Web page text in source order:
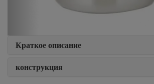
Краткое описание
конструкция